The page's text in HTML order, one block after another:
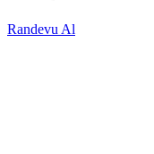
Randevu Al